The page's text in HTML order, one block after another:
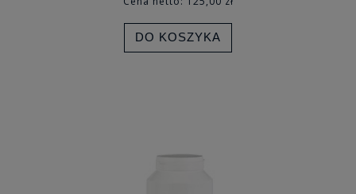
DO KOSZYKA